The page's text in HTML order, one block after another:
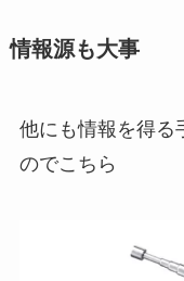
情報源も大事
他にも情報を得る
のでこちら